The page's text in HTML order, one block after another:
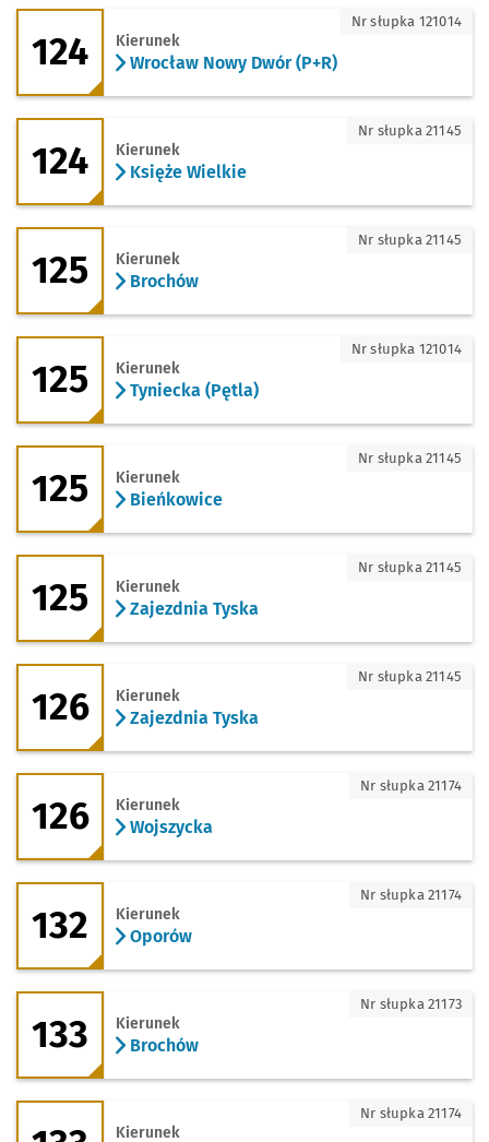
124 - kierunek Wrocław Nowy Dwór
124 Kierunek
Wrocław Nowy Dwór (P+R)
Nr słupka 121014
124 - kierunek Księże Wielkie
124 Kierunek
Księże Wielkie
Nr słupka 21145
125 - kierunek Brochów
125 Kierunek
Brochów
Nr słupka 21145
125 - kierunek Tyniecka (Pętla)
125 Kierunek
Tyniecka (Pętla)
Nr słupka 121014
125 - kierunek Bieńkowice
125 Kierunek
Bieńkowice
Nr słupka 21145
125 - kierunek Zajezdnia Tyska
125 Kierunek
Zajezdnia Tyska
Nr słupka 21145
126 - kierunek Zajezdnia Tyska
126 Kierunek
Zajezdnia Tyska
Nr słupka 21145
126 - kierunek Wojszycka
126 Kierunek
Wojszycka
Nr słupka 21174
132 - kierunek Oporów
132 Kierunek
Oporów
Nr słupka 21174
133 - kierunek Brochów
133 Kierunek
Brochów
Nr słupka 21173
133 - kierunek ROD Bielany
Kierunek
Nr słupka 21174